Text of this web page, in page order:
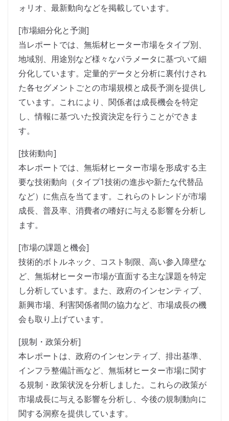
ォリオ、最新動向などを掲載しています。
[市場細分化と予測]
当レポートでは、無垢材ヒーター市場をタイプ別、
地域別、用途別など様々なパラメータに基づいて細
分化しています。定量的データと分析に裏付けされ
た各セグメントごとの市場規模と成長予測を提供し
ています。これにより、関係者は成長機会を特定
し、情報に基づいた投資決定を行うことができま
す。
[技術動向]
本レポートでは、無垢材ヒーター市場を形成する主
要な技術動向（タイプ1技術の進歩や新たな代替品
など）に焦点を当てます。これらのトレンドが市場
成長、普及率、消費者の嗜好に与える影響を分析し
ます。
[市場の課題と機会]
技術的ボトルネック、コスト制限、高い参入障壁な
ど、無垢材ヒーター市場が直面する主な課題を特定
し分析しています。また、政府のインセンティブ、
新興市場、利害関係者間の協力など、市場成長の機
会も取り上げています。
[規制・政策分析]
本レポートは、政府のインセンティブ、排出基準、
インフラ整備計画など、無垢材ヒーター市場に関す
る規制・政策状況を分析しました。これらの政策が
市場成長に与える影響を分析し、今後の規制動向に
関する洞察を提供しています。